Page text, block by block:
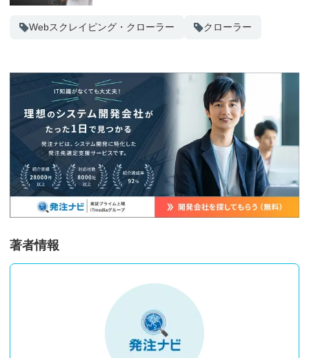
Webスクレイピング・クローラー クローラー
著者情報